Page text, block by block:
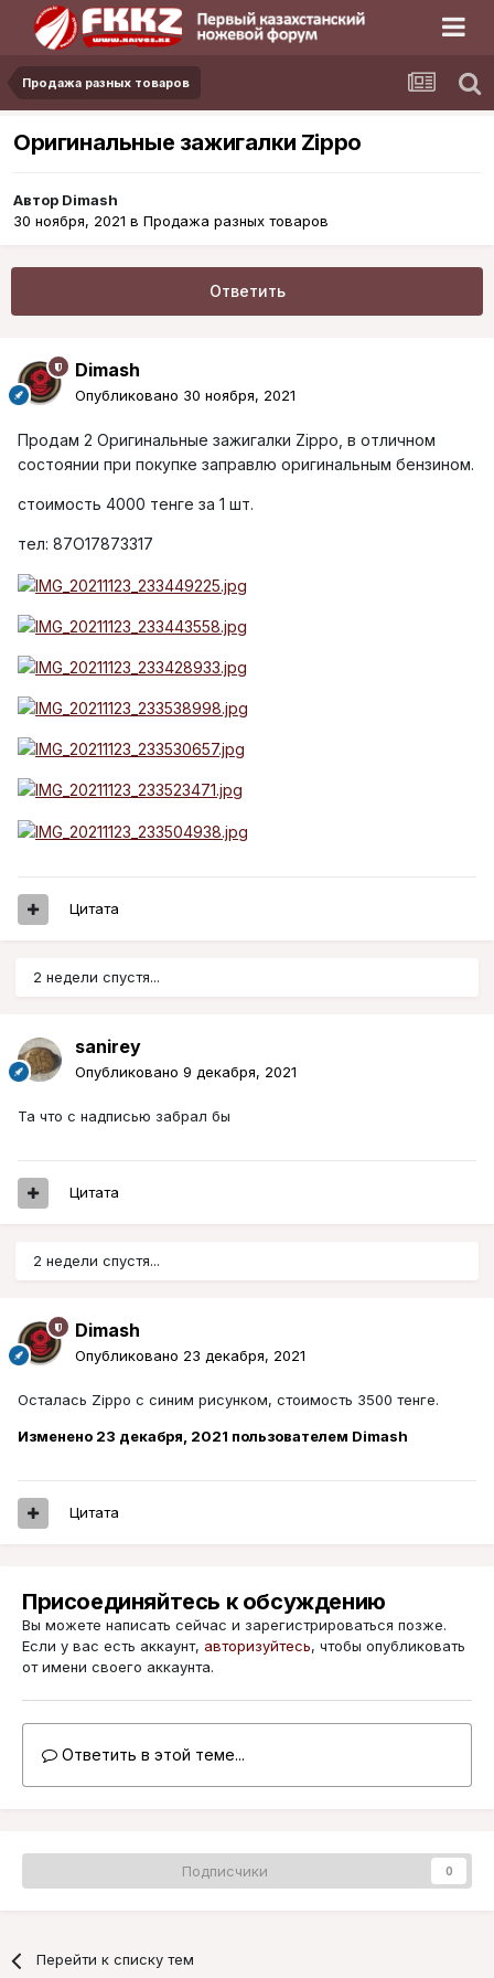
Продажа разных товаров
Оригинальные зажигалки Zippo
Автор Dimash
30 ноября, 2021 в Продажа разных товаров
Ответить
Dimash
Опубликовано 30 ноября, 2021
Продам 2 Оригинальные зажигалки Zippo, в отличном
состоянии при покупке заправлю оригинальным бензином.
стоимость 4000 тенге за 1 шт.
тел: 87O17873317
Цитата
2 недели спустя...
sanirey
Опубликовано 9 декабря, 2021
Та что с надписью забрал бы
Цитата
2 недели спустя...
Dimash
Опубликовано 23 декабря, 2021
Осталась Zippo с синим рисунком, стоимость 3500 тенге.
Изменено 23 декабря, 2021 пользователем Dimash
Цитата
Присоединяйтесь к обсуждению
Вы можете написать сейчас и зарегистрироваться позже.
Если у вас есть аккаунт, авторизуйтесь, чтобы опубликовать
от имени своего аккаунта.
Ответить в этой теме...
Подписчики 0
Перейти к списку тем